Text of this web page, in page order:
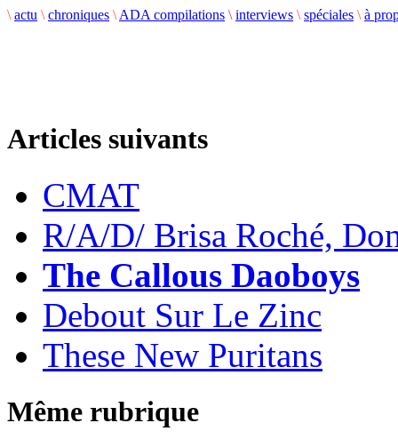
\ actu \ chroniques \ ADA compilations \ interviews \ spéciales \ à
Articles suivants
CMAT
R/A/D/ Brisa Roché,
The Callous Daoboys
Debout Sur Le Zinc
These New Puritans
Même rubrique